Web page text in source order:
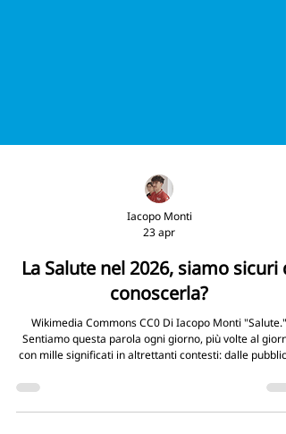
Iacopo Monti
La Salute nel 2026, siamo sicuri di
conoscerla?
Wikimedia Commons CC0 Di Iacopo Monti "Salute."
Sentiamo questa parola ogni giorno, più volte al
di farmaci e integratori da banco, ai consigli dei
o sedicenti tali — sui social network, ai brindisi tra